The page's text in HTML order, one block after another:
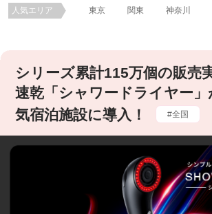
人気エリア 東京 関東 神奈川
シリーズ累計115万個の販売
速乾「シャワードライヤー」
気宿泊施設に導入！
全国